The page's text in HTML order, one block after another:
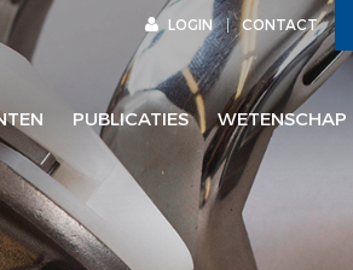
LOGIN CONTACT
PUBLICATIES WETENSCHAP